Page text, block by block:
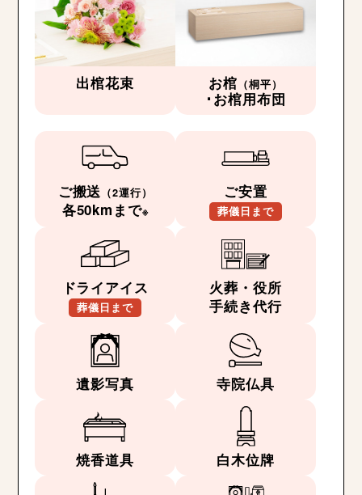
出棺花束 お棺 （桐平）
･お棺用布団
ご搬送 （2運行）
各50kmまで※
ご安置
葬儀日まで
ドライアイス
葬儀日まで
火葬・役所
手続き代行
遺影写真 寺院仏具
焼香道具 白木位牌